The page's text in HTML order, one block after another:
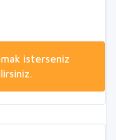
isterseniz